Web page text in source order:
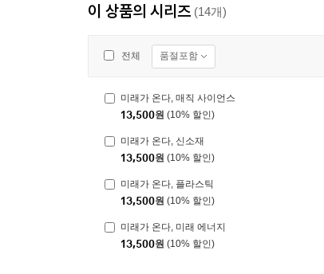
이 상품의 시리즈 (14개)
전체 품절포함
미래가 온다, 매직 사이언스
13,500원 (10% 할인)
미래가 온다, 신소재
13,500원 (10% 할인)
미래가 온다, 플라스틱
13,500원 (10% 할인)
미래가 온다, 미래 에너지
13,500원 (10% 할인)